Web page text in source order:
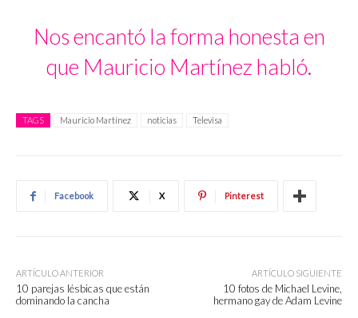
Nos encantó la forma honesta en
que Mauricio Martínez habló.
TAGS Mauricio Martínez noticias Televisa
Facebook X Pinterest
ARTÍCULO ANTERIOR
10 parejas lésbicas que están
dominando la cancha
ARTÍCULO SIGUIENTE
10 fotos de Michael Levine,
hermano gay de Adam Levine